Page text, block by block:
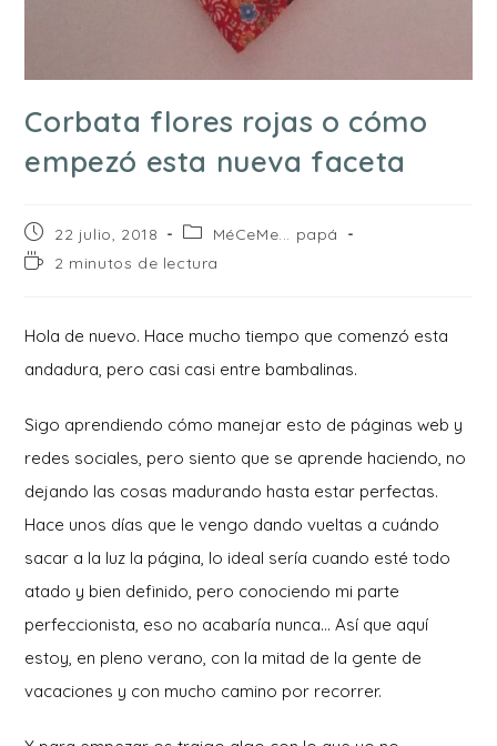
Corbata flores rojas o cómo
empezó esta nueva faceta
Publicación
de
la
22 julio, 2018
Categoría
la
MéCeMe... papá
Tiempo2 minutos de lectura
Hola de nuevo. Hace mucho tiempo que comenzó esta
andadura, pero casi casi entre bambalinas.
Sigo aprendiendo cómo manejar esto de páginas web y
redes sociales, pero siento que se aprende haciendo, no
dejando las cosas madurando hasta estar perfectas.
Hace unos días que le vengo dando vueltas a cuándo
sacar a la luz la página, lo ideal sería cuando esté todo
atado y bien definido, pero conociendo mi parte
perfeccionista, eso no acabaría nunca… Así que aquí
estoy, en pleno verano, con la mitad de la gente de
vacaciones y con mucho camino por recorrer.